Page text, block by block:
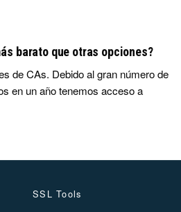
barato que otras opciones?
de CAs. Debido al gran número de
en un año tenemos acceso a
SSL Tools